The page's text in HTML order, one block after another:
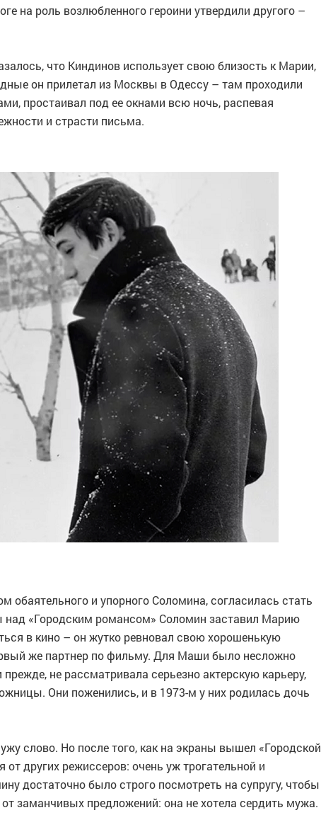
на роль возлюбленного героини утвердили другого –
что Киндинов использует свою близость к Марии,
он прилетал из Москвы в Одессу – там проходили
простаивал под ее окнами всю ночь, распевая
и страсти письма.
обаятельного и упорного Соломина, согласилась стать
над «Городским романсом» Соломин заставил Марию
в кино – он жутко ревновал свою хорошенькую
же партнер по фильму. Для Маши было несложно
не рассматривала серьезно актерскую карьеру,
Они поженились, и в 1973-м у них родилась дочь
слово. Но после того, как на экраны вышел «Городской
других режиссеров: очень уж трогательной и
достаточно было строго посмотреть на супругу, чтобы
заманчивых предложений: она не хотела сердить мужа.